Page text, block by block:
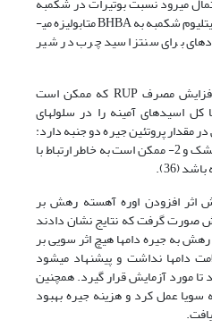
افزایش یافته است. بوتیرات در اپیتلیوم شکمبه به BHBA متابولیزه می­
برای سنتز اسید چرب در شیر
افزایش پروتئین شیر به دلیل افزایش مصرف RUP که ممکن است
کل اسیدهای آمینه را در سلول­های
کند (23). افزایش در مقدار پروتئین جیره دو جنبه دارد:
1-بخاطر تفاوت در مصرف ماده خشک و 2- ممکن است به خاطر ارتباط با
(36).
اثر افزودن اوره آهسته رهش بر
صورت گرفت که نتایج نشان دادند
آهسته رهش به جیره دام­ها هیچ اثر سویی بر
دام­ها نداشت و پیشنهاد می­شود
تا مورد آزمایش قرار گیرد. همچنین
عمل کرد و هزینه جیره بهبود